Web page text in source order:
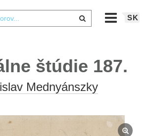
SK
štúdie 187.
Mednyánszky